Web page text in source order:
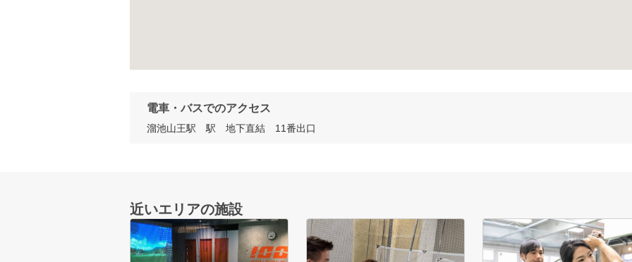
電車・バスでのアクセス
溜池山王駅　駅　地下直結　11番出口
近いエリアの施設